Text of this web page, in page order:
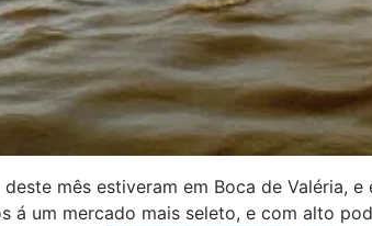
mês estiveram em Boca de Valéria, e
á um mercado mais seleto, e com alto